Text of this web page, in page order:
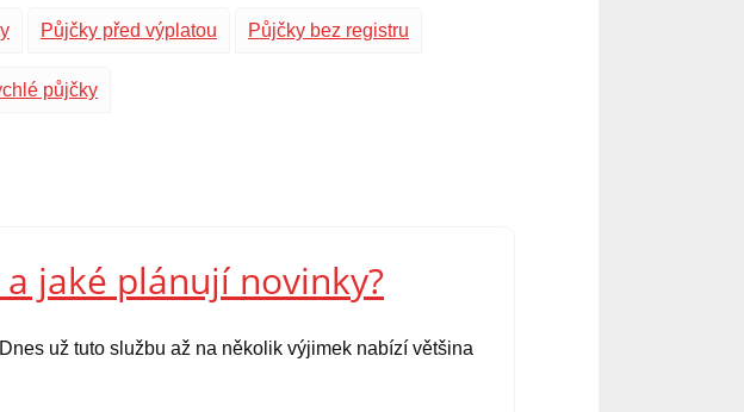
Půjčky před výplatou Půjčky bez registru
půjčky
jaké plánují novinky?
už tuto službu až na několik výjimek nabízí většina